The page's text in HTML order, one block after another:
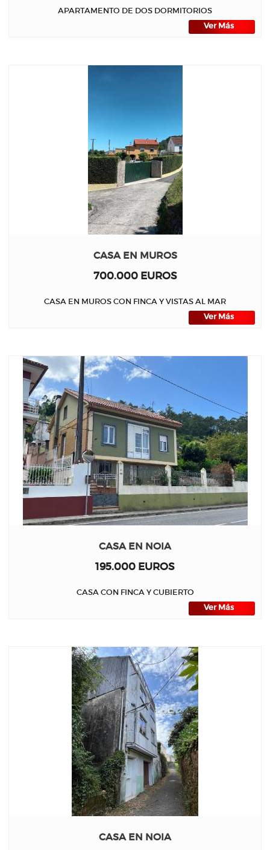
APARTAMENTO DE DOS DORMITORIOS
Ver Más
CASA EN MUROS
700.000 EUROS
CASA EN MUROS CON FINCA Y VISTAS AL MAR
Ver Más
CASA EN NOIA
195.000 EUROS
CASA CON FINCA Y CUBIERTO
Ver Más
CASA EN NOIA